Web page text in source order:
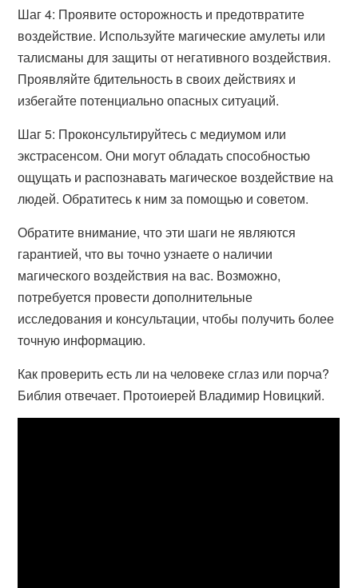
Шаг 4: Проявите осторожность и предотвратите
воздействие. Используйте магические амулеты или
талисманы для защиты от негативного воздействия.
Проявляйте бдительность в своих действиях и
избегайте потенциально опасных ситуаций.
Шаг 5: Проконсультируйтесь с медиумом или
экстрасенсом. Они могут обладать способностью
ощущать и распознавать магическое воздействие на
людей. Обратитесь к ним за помощью и советом.
Обратите внимание, что эти шаги не являются
гарантией, что вы точно узнаете о наличии
магического воздействия на вас. Возможно,
потребуется провести дополнительные
исследования и консультации, чтобы получить более
точную информацию.
Как проверить есть ли на человеке сглаз или порча?
Библия отвечает. Протоиерей Владимир Новицкий.